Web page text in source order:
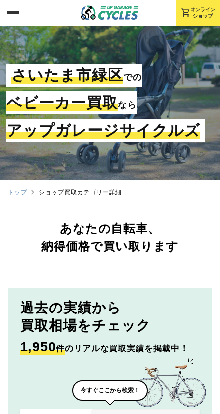
shopping_cart オンライン
ショップ
さいたま市緑区での
ベビーカー買取なら
アップガレージサイクルズ
トップ ショップ買取カテゴリー詳細
あなたの自転車、
納得価格で買い取ります
過去の実績から
買取相場をチェック
1,950件のリアルな買取実績を掲載中！
今すぐここから検索！